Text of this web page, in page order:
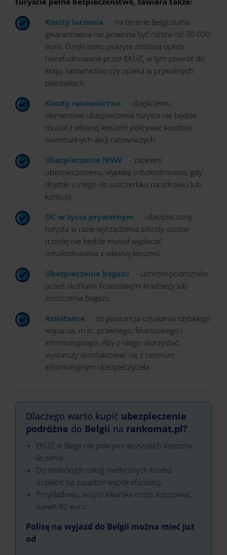
Koszty leczenia
- na terenie Belgii suma
gwarantowna nie powinna być niższa niż 30 000
euro. Dzięki temu pokryte zostaną opłaty
nierefudnowane przez EKUZ, w tym powrót do
kraju, ratownictwo czy opieka w prywatnych
placówkach.
Koszty ratownictwa
- dzięki temu
elementowi ubezpieczenia turysta nie będzie
musiał z własnej kieszeni pokrywać kosztów
ewentualnych akcji ratowniczych.
Ubezpieczenie NNW
- zapewni
ubezpieczonemu wypłatę odszkodowania, gdy
dojdzie u niego do uszczerbku na zdrowiu lub
kontuzji.
OC w życiu prywatnym
- ubezpieczony
turysta w razie wyrządzenia szkody osobie
trzeciej nie będzie musiał wypłacać
odszkodowania z własnej kieszeni.
Ubezpieczenie bagażu
- uchroni podróżnika
przed skutkami finansowymi kradzieży lub
zniszczenia bagażu.
Assistance
- to gwarancja uzyskania szybkiego
wsparcia, m.in. prawnego, finansowego i
informacyjnego. Aby z niego skorzystać,
wystarczy skontaktować się z centrum
informacyjnym ubezpieczyciela.
Dlaczego warto kupić ubezpieczenie
podróżne do Belgii na rankomat.pl?
EKUZ w Belgii nie pokrywa wszystkich kosztów
leczenia.
Do niektórych usług medycznych trzeba
dopłacić na zasadzie współrefundacji.
Przykładowo, wizyta lekarska może kosztować
nawet 80 euro.
Polisę na wyjazd do Belgii można mieć już
od